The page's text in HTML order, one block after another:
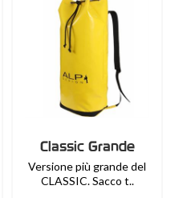
Classic Grande
Versione più grande del
CLASSIC. Sacco t..